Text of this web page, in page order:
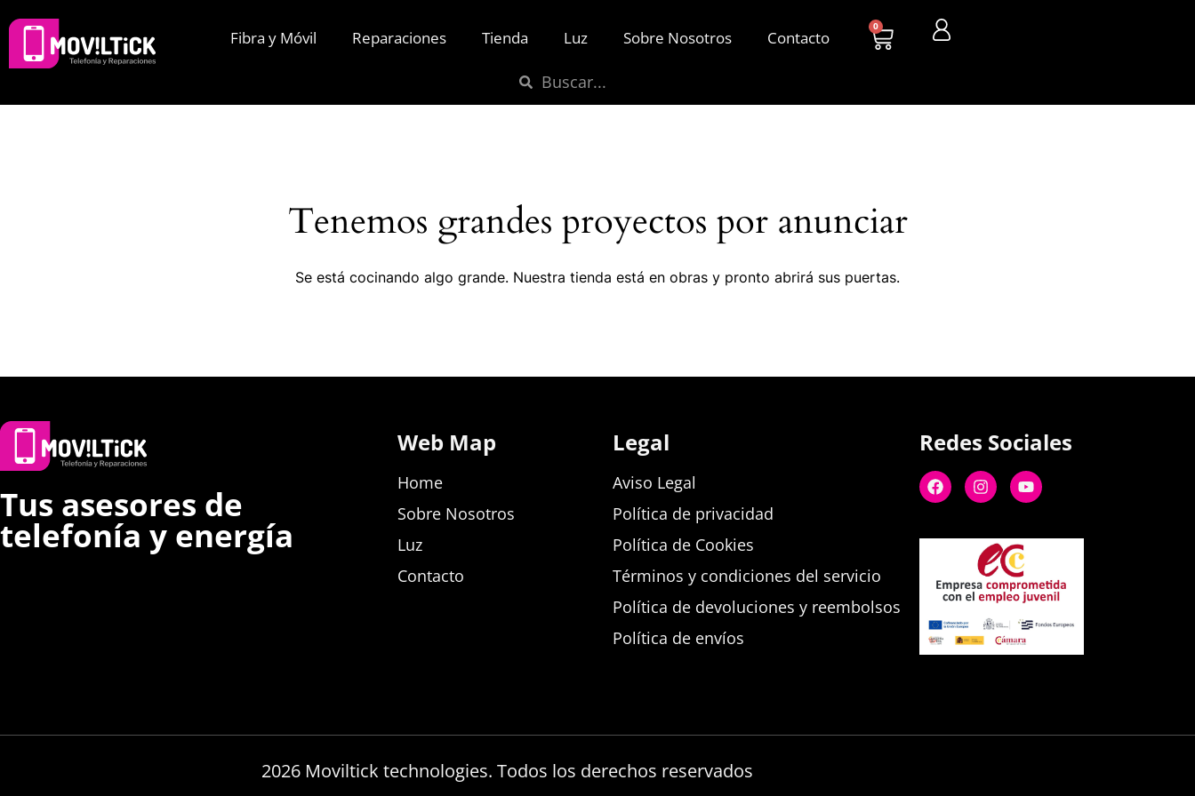
Fibra y Móvil Reparaciones Tienda Luz Sobre Nosotros Contacto
0
Tenemos grandes proyectos por anunciar
Se está cocinando algo grande. Nuestra tienda está en obras y pronto abrirá sus puertas.
Tus asesores de
telefonía y energía
Web Map
Home
Sobre Nosotros
Luz
Contacto
Legal
Aviso Legal
Política de privacidad
Política de Cookies
Términos y condiciones del servicio
Política de devoluciones y reembolsos
Política de envíos
Redes Sociales
2026 Moviltick technologies. Todos los derechos reservados